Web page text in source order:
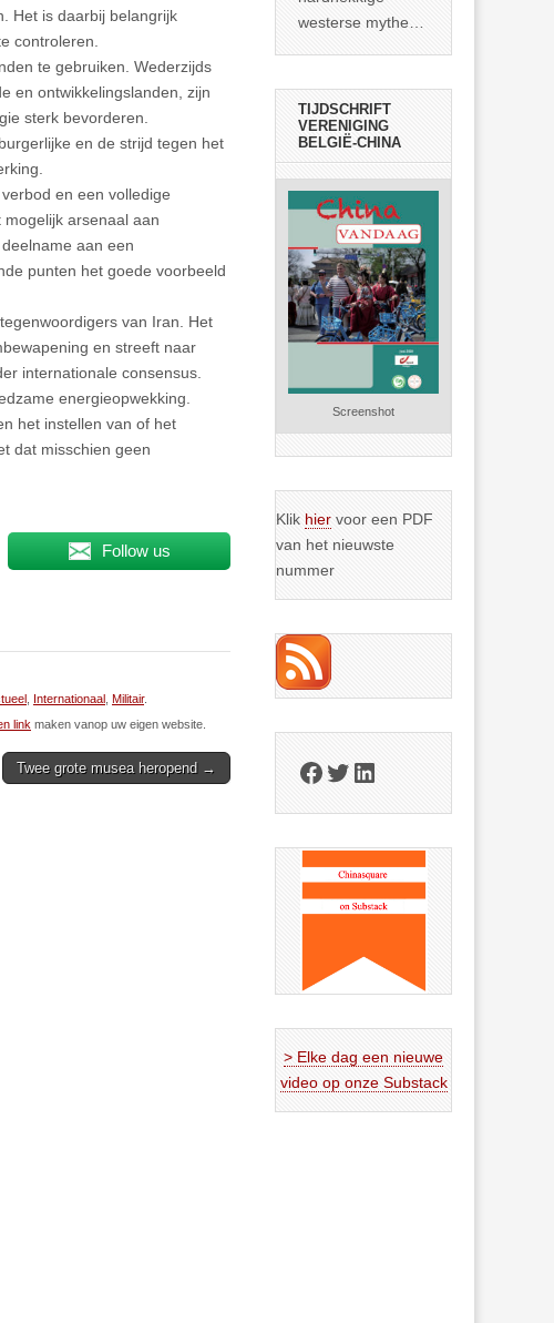
Het is daarbij belangrijk
controleren.
te gebruiken. Wederzijds
en ontwikkelingslanden, zijn
sterk bevorderen.
en de strijd tegen het
en een volledige
arsenaal aan
aan een
punten het goede voorbeeld
van Iran. Het
en streeft naar
internationale consensus.
energieopwekking.
het instellen van of het
dat misschien geen
Follow us
Internationaal Militair.
link maken vanop uw eigen website.
Twee grote musea heropend →
… >> lees meer
westerse mythe of
TIJDSCHRIFT
VERENIGING
BELGIË-CHINA
Screenshot
Klik hier voor een PDF
van het nieuwste
nummer
Facebook
Twitter
LinkedIn
> Elke dag een nieuwe
video op onze Substack